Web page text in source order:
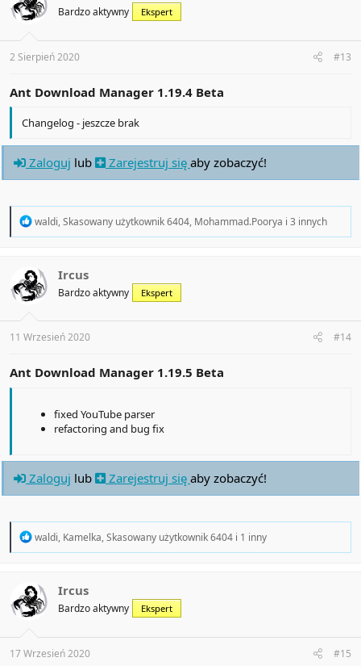
i
o
s
:
Bardzo aktywny Ekspert
2 Sierpień 2020 #13
Ant Download Manager 1.19.4 Beta
Changelog - jeszcze brak
Zaloguj lub Zarejestruj się aby zobaczyć!
R
t
i
o
s
:
waldi,Skasowany użytkownik 6404, Mohammad.Poorya i 3 innych
Ircus
Bardzo aktywny Ekspert
11 Wrzesień 2020 #14
Ant Download Manager 1.19.5 Beta
fixed YouTube parser
refactoring and bug fix
Zaloguj lub Zarejestruj się aby zobaczyć!
R
t
i
o
s
:
waldi, Kamelka,Skasowany użytkownik 6404 i 1 inny
Ircus
Bardzo aktywny Ekspert
17 Wrzesień 2020 #15